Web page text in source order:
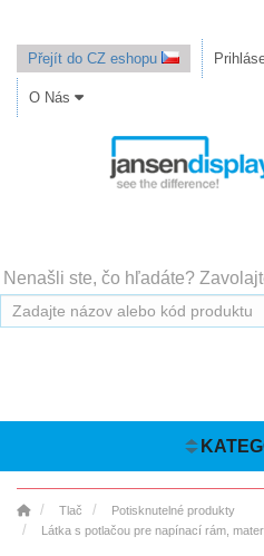
Přejít do CZ eshopu
O Nás
Nenašli ste, čo hľadáte?
Tlač
Potisknutelné produkty
Látka s potlačou pre napínací rám,